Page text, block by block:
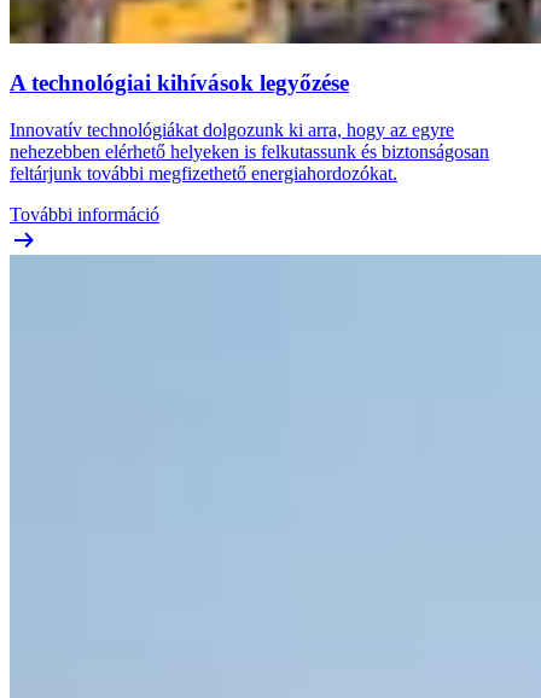
A technológiai kihívások legyőzése
Innovatív technológiákat dolgozunk ki arra, hogy az egyre
nehezebben elérhető helyeken is felkutassunk és biztonságosan
feltárjunk további megfizethető energiahordozókat.
További információ